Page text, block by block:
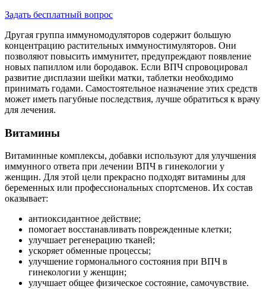
Задать бесплатный вопрос
Другая группа иммуномодуляторов содержит большую
концентрацию растительных иммуностимуляторов. Они
позволяют повысить иммунитет, предупреждают появление
новых папиллом или бородавок. Если ВПЧ спровоцировал
развитие дисплазии шейки матки, таблетки необходимо
принимать годами. Самостоятельное назначение этих средств
может иметь пагубные последствия, лучше обратиться к врачу
для лечения.
Витамины
Витаминные комплексы, добавки используют для улучшения
иммунного ответа при лечении ВПЧ в гинекологии у
женщин. Для этой цели прекрасно подходят витамины для
беременных или профессиональных спортсменов. Их состав
оказывает:
антиоксидантное действие;
помогает восстанавливать поврежденные клетки;
улучшает регенерацию тканей;
ускоряет обменные процессы;
улучшение гормонального состояния при ВПЧ в
гинекологии у женщин;
улучшает общее физическое состояние, самочувствие.